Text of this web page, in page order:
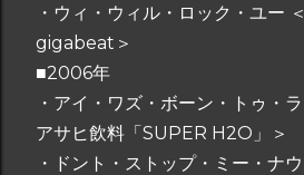
・ウィ・ウィル・ロック・ユー
gigabeat＞
■2006年
・アイ・ワズ・ボーン・トゥ・
アサヒ飲料「SUPER H2O」＞
・ドント・ストップ・ミー・ナ